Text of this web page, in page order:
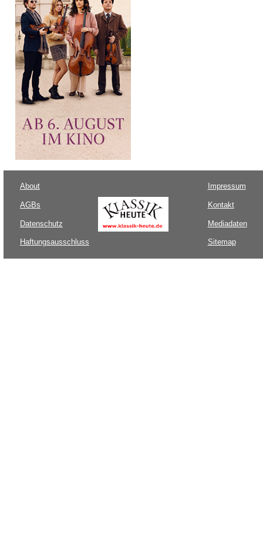
About
AGBs
Datenschutz
Haftungsausschluss
Impressum
Kontakt
Mediadaten
Sitemap